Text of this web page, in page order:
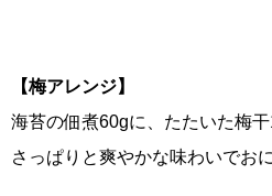
【梅アレンジ】
海苔の佃煮60gに、たたいた梅干
さっぱりと爽やかな味わいでお